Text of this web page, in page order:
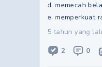
d. memecah
e. memperkuat
5 tahun yang
2 0